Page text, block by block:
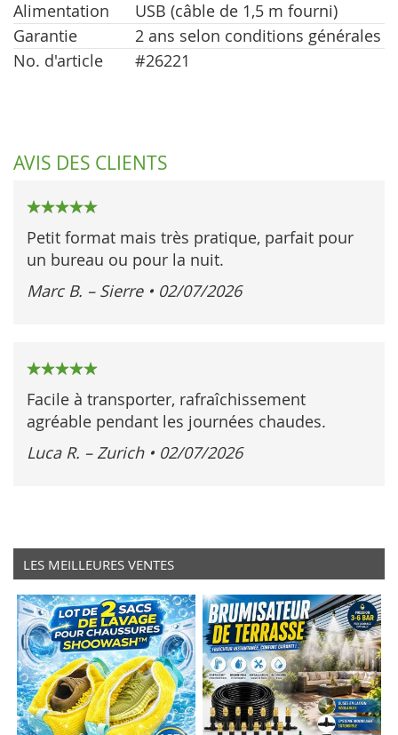
Alimentation
USB (câble de 1,5 m fourni)
Garantie
2 ans selon conditions générales
No. d'article
#26221
AVIS DES CLIENTS
100%
Petit format mais très pratique, parfait pour
un bureau ou pour la nuit.
Marc B. – Sierre • 02/07/2026
100%
Facile à transporter, rafraîchissement
agréable pendant les journées chaudes.
Luca R. – Zurich • 02/07/2026
LES MEILLEURES VENTES